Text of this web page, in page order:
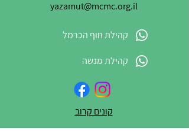
yazamut@mcmc.org.il
קהילת חוף הכרמל
קהילת מנשה
קונים קרוב